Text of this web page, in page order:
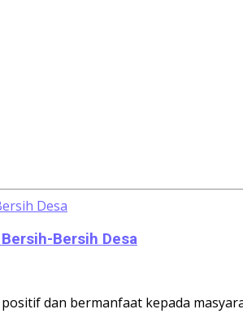
Bersih Desa
dan bermanfaat kepada